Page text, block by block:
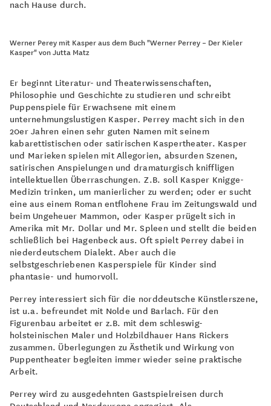
nach Hause durch.
Werner Perey mit Kasper aus dem Buch "Werner Perrey – Der Kieler
Kasper" von Jutta Matz
Er beginnt Literatur- und Theaterwissenschaften,
Philosophie und Geschichte zu studieren und schreibt
Puppenspiele für Erwachsene mit einem
unternehmungslustigen Kasper. Perrey macht sich in den
20er Jahren einen sehr guten Namen mit seinem
kabarettistischen oder satirischen Kaspertheater. Kasper
und Marieken spielen mit Allegorien, absurden Szenen,
satirischen Anspielungen und dramaturgisch kniffligen
intellektuellen Überraschungen. Z.B. soll Kasper Knigge-
Medizin trinken, um manierlicher zu werden; oder er sucht
eine aus einem Roman entflohene Frau im Zeitungswald und
beim Ungeheuer Mammon, oder Kasper prügelt sich in
Amerika mit Mr. Dollar und Mr. Spleen und stellt die beiden
schließlich bei Hagenbeck aus. Oft spielt Perrey dabei in
niederdeutschem Dialekt. Aber auch die
selbstgeschriebenen Kasperspiele für Kinder sind
phantasie- und humorvoll.
Perrey interessiert sich für die norddeutsche Künstlerszene,
ist u.a. befreundet mit Nolde und Barlach. Für den
Figurenbau arbeitet er z.B. mit dem schleswig-
holsteinischen Maler und Holzbildhauer Hans Rickers
zusammen. Überlegungen zu Ästhetik und Wirkung von
Puppentheater begleiten immer wieder seine praktische
Arbeit.
Perrey wird zu ausgedehnten Gastspielreisen durch